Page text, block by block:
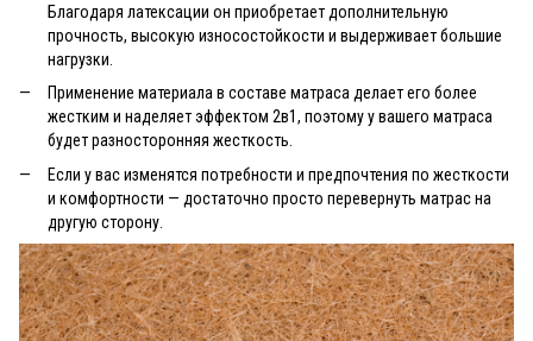
Благодаря латексации он приобретает дополнительную
прочность, высокую износостойкости и выдерживает большие
нагрузки.
Применение материала в составе матраса делает его более
жестким и наделяет эффектом 2в1, поэтому у вашего матраса
будет разносторонняя жесткость.
Если у вас изменятся потребности и предпочтения по жесткости
и комфортности — достаточно просто перевернуть матрас на
другую сторону.